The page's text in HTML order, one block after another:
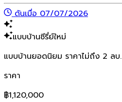
ดันเมื่อ 07/07/2026
แบบบ้านซีรี่ย์ใหม่
แบบบ้านยอดนิยม ราคาไม่ถึง 2 ลบ.
ราคา
฿1,120,000